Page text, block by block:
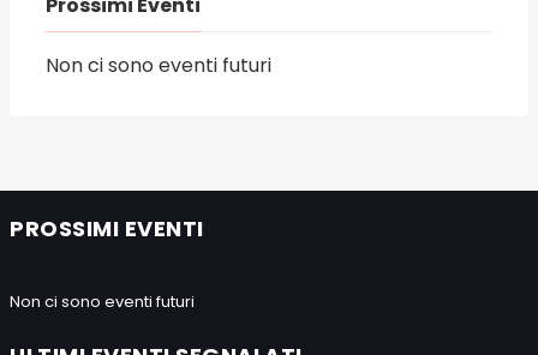
Non ci sono eventi futuri
PROSSIMI EVENTI
Non ci sono eventi futuri